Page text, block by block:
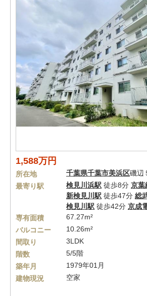
1,588万円
所在地 千葉県千葉市美浜区磯辺
最寄り駅
検見川浜駅 徒歩8分 京葉
新検見川駅 徒歩47分 総
検見川駅 徒歩42分 京成
専有面積
67.27m²
バルコニー
10.26m²
間取り
3LDK
階数
5/5階
築年月
1979年01月
建物現況
空家